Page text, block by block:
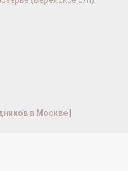
в Москве